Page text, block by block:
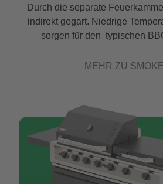
Durch die separate
indirekt gegart. Niedrige
sorgen für den typischen
MEHR ZU